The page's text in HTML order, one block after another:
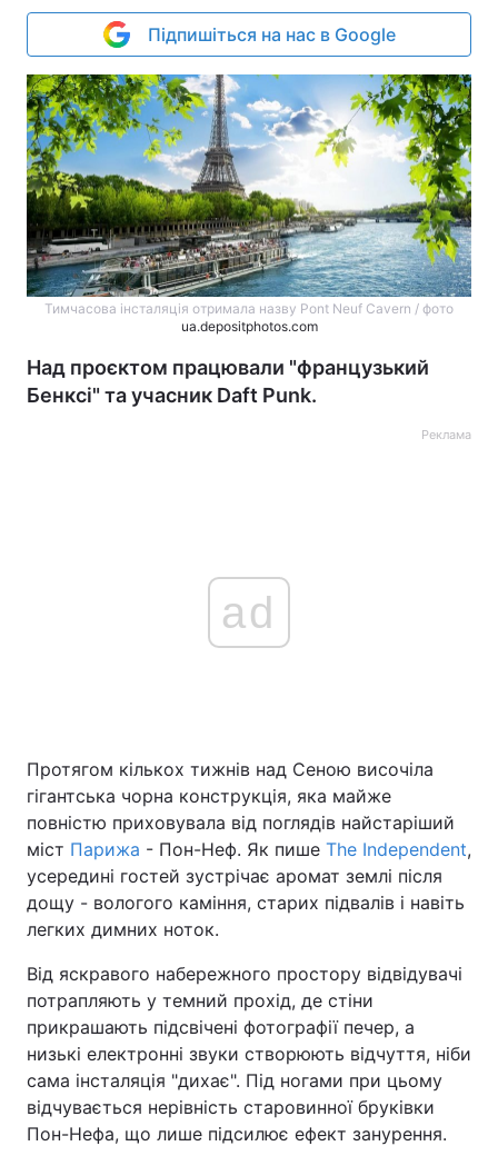
Підпишіться на нас в Google
Тимчасова інсталяція отримала назву Pont Neuf Cavern / фото
ua.depositphotos.com
Над проєктом працювали "французький
Бенксі" та учасник Daft Punk.
Реклама
ad
Протягом кількох тижнів над Сеною височіла
гігантська чорна конструкція, яка майже
повністю приховувала від поглядів найстаріший
міст Парижа - Пон-Неф. Як пише The Independent,
усередині гостей зустрічає аромат землі після
дощу - вологого каміння, старих підвалів і навіть
легких димних ноток.
Від яскравого набережного простору відвідувачі
потрапляють у темний прохід, де стіни
прикрашають підсвічені фотографії печер, а
низькі електронні звуки створюють відчуття, ніби
сама інсталяція "дихає". Під ногами при цьому
відчувається нерівність старовинної бруківки
Пон-Нефа, що лише підсилює ефект занурення.